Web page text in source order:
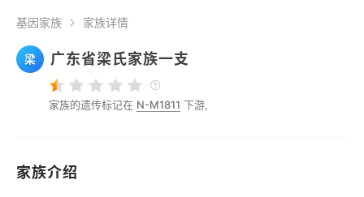
基因家族 家族详情
梁 广东省梁氏家族一支
家族的遗传标记在 N-M1811 下游,
家族介绍